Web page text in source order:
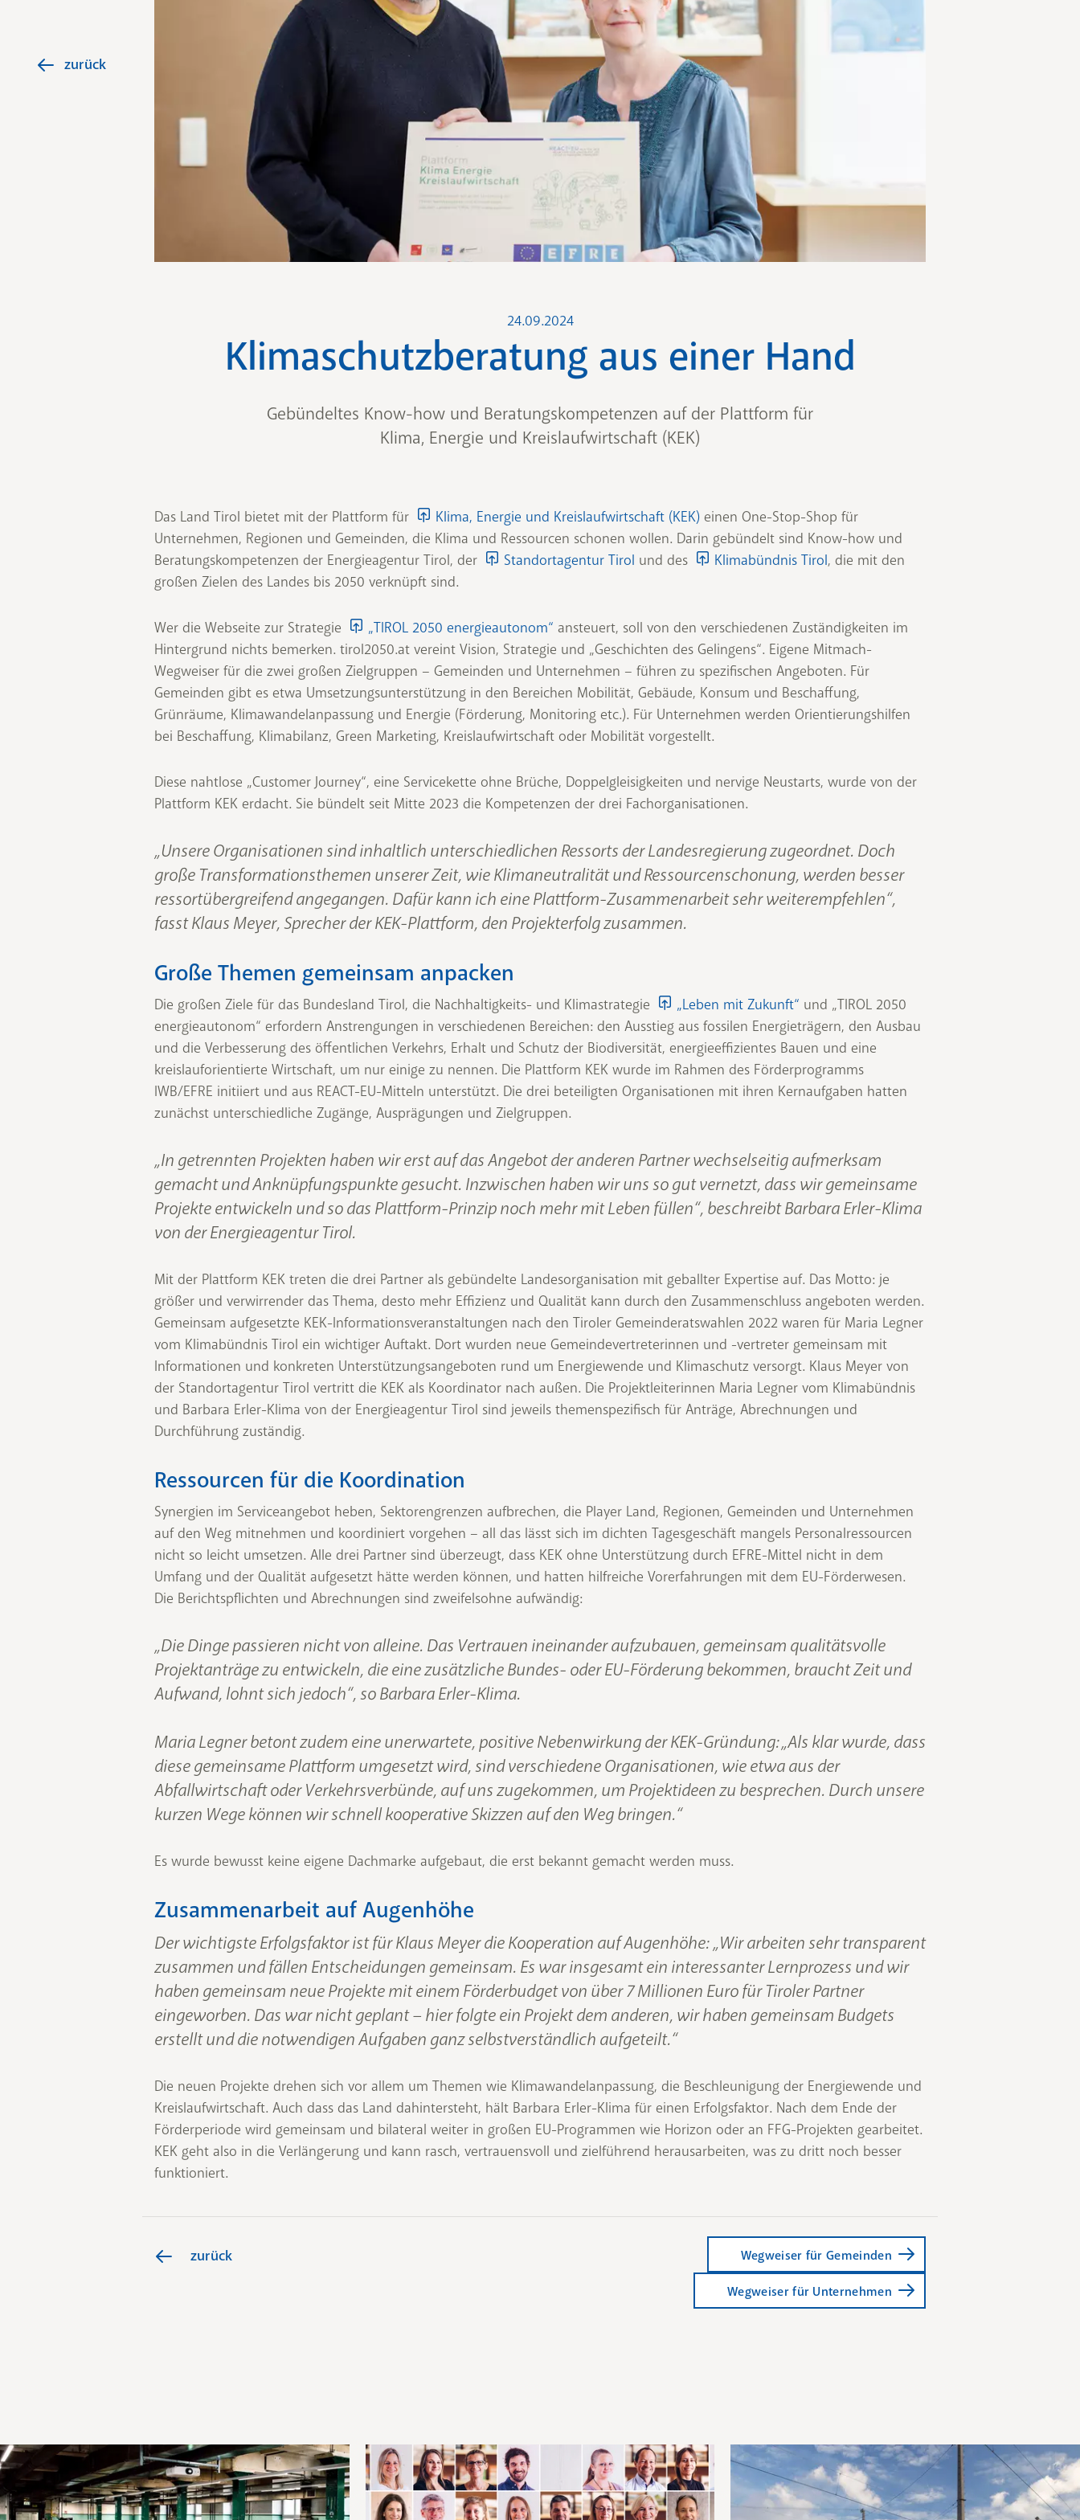
zurück
24.09.2024
Klimaschutzberatung aus einer Hand
Gebündeltes Know-how und Beratungskompetenzen auf der Plattform für
Klima, Energie und Kreislaufwirtschaft (KEK)
Das Land Tirol bietet mit der Plattform für Klima, Energie und Kreislaufwirtschaft (KEK) einen One-Stop-Shop für
Unternehmen, Regionen und Gemeinden, die Klima und Ressourcen schonen wollen. Darin gebündelt sind Know-how und
Beratungskompetenzen der Energieagentur Tirol, der
Standortagentur Tirol und des Klimabündnis Tirol, die mit den
großen Zielen des Landes bis 2050 verknüpft sind.
Wer die Webseite zur Strategie „TIROL 2050 energieautonom“ ansteuert, soll von den verschiedenen Zuständigkeiten im
Hintergrund nichts bemerken. tirol2050.at vereint Vision, Strategie und „Geschichten des Gelingens“. Eigene Mitmach-
Wegweiser für die zwei großen Zielgruppen – Gemeinden und Unternehmen – führen zu spezifischen Angeboten. Für
Gemeinden gibt es etwa Umsetzungsunterstützung in den Bereichen Mobilität, Gebäude, Konsum und Beschaffung,
Grünräume, Klimawandelanpassung und Energie (Förderung, Monitoring etc.). Für Unternehmen werden Orientierungshilfen
bei Beschaffung, Klimabilanz, Green Marketing, Kreislaufwirtschaft oder Mobilität vorgestellt.
Diese nahtlose „Customer Journey“, eine Servicekette ohne Brüche, Doppelgleisigkeiten und nervige Neustarts, wurde von der
Plattform KEK erdacht. Sie bündelt seit Mitte 2023 die Kompetenzen der drei Fachorganisationen.
„Unsere Organisationen sind inhaltlich unterschiedlichen Ressorts der Landesregierung zugeordnet. Doch
große Transformationsthemen unserer Zeit, wie Klimaneutralität und Ressourcenschonung, werden besser
ressortübergreifend angegangen. Dafür kann ich eine Plattform-Zusammenarbeit sehr weiterempfehlen“,
fasst Klaus Meyer, Sprecher der KEK-Plattform, den Projekterfolg zusammen.
Große Themen gemeinsam anpacken
Die großen Ziele für das Bundesland Tirol, die Nachhaltigkeits- und Klimastrategie „Leben mit Zukunft“ und „TIROL 2050
energieautonom“ erfordern Anstrengungen in verschiedenen Bereichen: den Ausstieg aus fossilen Energieträgern, den Ausbau
und die Verbesserung des öffentlichen Verkehrs, Erhalt und Schutz der Biodiversität, energieeffizientes Bauen und eine
kreislauforientierte Wirtschaft, um nur einige zu nennen. Die Plattform KEK wurde im Rahmen des Förderprogramms
IWB/EFRE initiiert und aus REACT-EU-Mitteln unterstützt. Die drei beteiligten Organisationen mit ihren Kernaufgaben hatten
zunächst unterschiedliche Zugänge, Ausprägungen und Zielgruppen.
„In getrennten Projekten haben wir erst auf das Angebot der anderen Partner wechselseitig aufmerksam
gemacht und Anknüpfungspunkte gesucht. Inzwischen haben wir uns so gut vernetzt, dass wir gemeinsame
Projekte entwickeln und so das Plattform-Prinzip noch mehr mit Leben füllen“, beschreibt Barbara Erler-Klima
von der Energieagentur Tirol.
Mit der Plattform KEK treten die drei Partner als gebündelte Landesorganisation mit geballter Expertise auf. Das Motto: je
größer und verwirrender das Thema, desto mehr Effizienz und Qualität kann durch den Zusammenschluss angeboten werden.
Gemeinsam aufgesetzte KEK-Informationsveranstaltungen nach den Tiroler Gemeinderatswahlen 2022 waren für Maria Legner
vom Klimabündnis Tirol ein wichtiger Auftakt. Dort wurden neue Gemeindevertreterinnen und -vertreter gemeinsam mit
Informationen und konkreten Unterstützungsangeboten rund um Energiewende und Klimaschutz versorgt. Klaus Meyer von
der Standortagentur Tirol vertritt die KEK als Koordinator nach außen. Die Projektleiterinnen Maria Legner vom Klimabündnis
und Barbara Erler-Klima von der Energieagentur Tirol sind jeweils themenspezifisch für Anträge, Abrechnungen und
Durchführung zuständig.
Ressourcen für die Koordination
Synergien im Serviceangebot heben, Sektorengrenzen aufbrechen, die Player Land, Regionen, Gemeinden und Unternehmen
auf den Weg mitnehmen und koordiniert vorgehen – all das lässt sich im dichten Tagesgeschäft mangels Personalressourcen
nicht so leicht umsetzen. Alle drei Partner sind überzeugt, dass KEK ohne Unterstützung durch EFRE-Mittel nicht in dem
Umfang und der Qualität aufgesetzt hätte werden können, und hatten hilfreiche Vorerfahrungen mit dem EU-Förderwesen.
Die Berichtspflichten und Abrechnungen sind zweifelsohne aufwändig:
„Die Dinge passieren nicht von alleine. Das Vertrauen ineinander aufzubauen, gemeinsam qualitätsvolle
Projektanträge zu entwickeln, die eine zusätzliche Bundes- oder EU-Förderung bekommen, braucht Zeit und
Aufwand, lohnt sich jedoch“, so Barbara Erler-Klima.
Maria Legner betont zudem eine unerwartete, positive Nebenwirkung der KEK-Gründung: „Als klar wurde, dass
diese gemeinsame Plattform umgesetzt wird, sind verschiedene Organisationen, wie etwa aus der
Abfallwirtschaft oder Verkehrsverbünde, auf uns zugekommen, um Projektideen zu besprechen. Durch unsere
kurzen Wege können wir schnell kooperative Skizzen auf den Weg bringen.“
Es wurde bewusst keine eigene Dachmarke aufgebaut, die erst bekannt gemacht werden muss.
Zusammenarbeit auf Augenhöhe
Der wichtigste Erfolgsfaktor ist für Klaus Meyer die Kooperation auf Augenhöhe: „Wir arbeiten sehr transparent
zusammen und fällen Entscheidungen gemeinsam. Es war insgesamt ein interessanter Lernprozess und wir
haben gemeinsam neue Projekte mit einem Förderbudget von über 7 Millionen Euro für Tiroler Partner
eingeworben. Das war nicht geplant – hier folgte ein Projekt dem anderen, wir haben gemeinsam Budgets
erstellt und die notwendigen Aufgaben ganz selbstverständlich aufgeteilt.“
Die neuen Projekte drehen sich vor allem um Themen wie Klimawandelanpassung, die Beschleunigung der Energiewende und
Kreislaufwirtschaft. Auch dass das Land dahintersteht, hält Barbara Erler-Klima für einen Erfolgsfaktor. Nach dem Ende der
Förderperiode wird gemeinsam und bilateral weiter in großen EU-Programmen wie Horizon oder an FFG-Projekten gearbeitet.
KEK geht also in die Verlängerung und kann rasch, vertrauensvoll und zielführend herausarbeiten, was zu dritt noch besser
funktioniert.
zurück Wegweiser für Gemeinden
Wegweiser für Unternehmen